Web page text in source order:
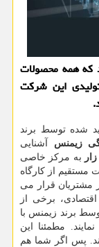
که همه محصولات
این شرکت
شده توسط برند
زیمنس آشنایی
به مرکز خاصی
از کارگاه
مشتریان قرار می
برخی از
برند زیمنس با
مطمئنا این
پس اگر شما هم